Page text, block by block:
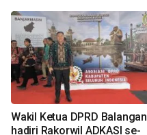
Wakil Ketua DPRD Balangan
hadiri Rakorwil ADKASI se-